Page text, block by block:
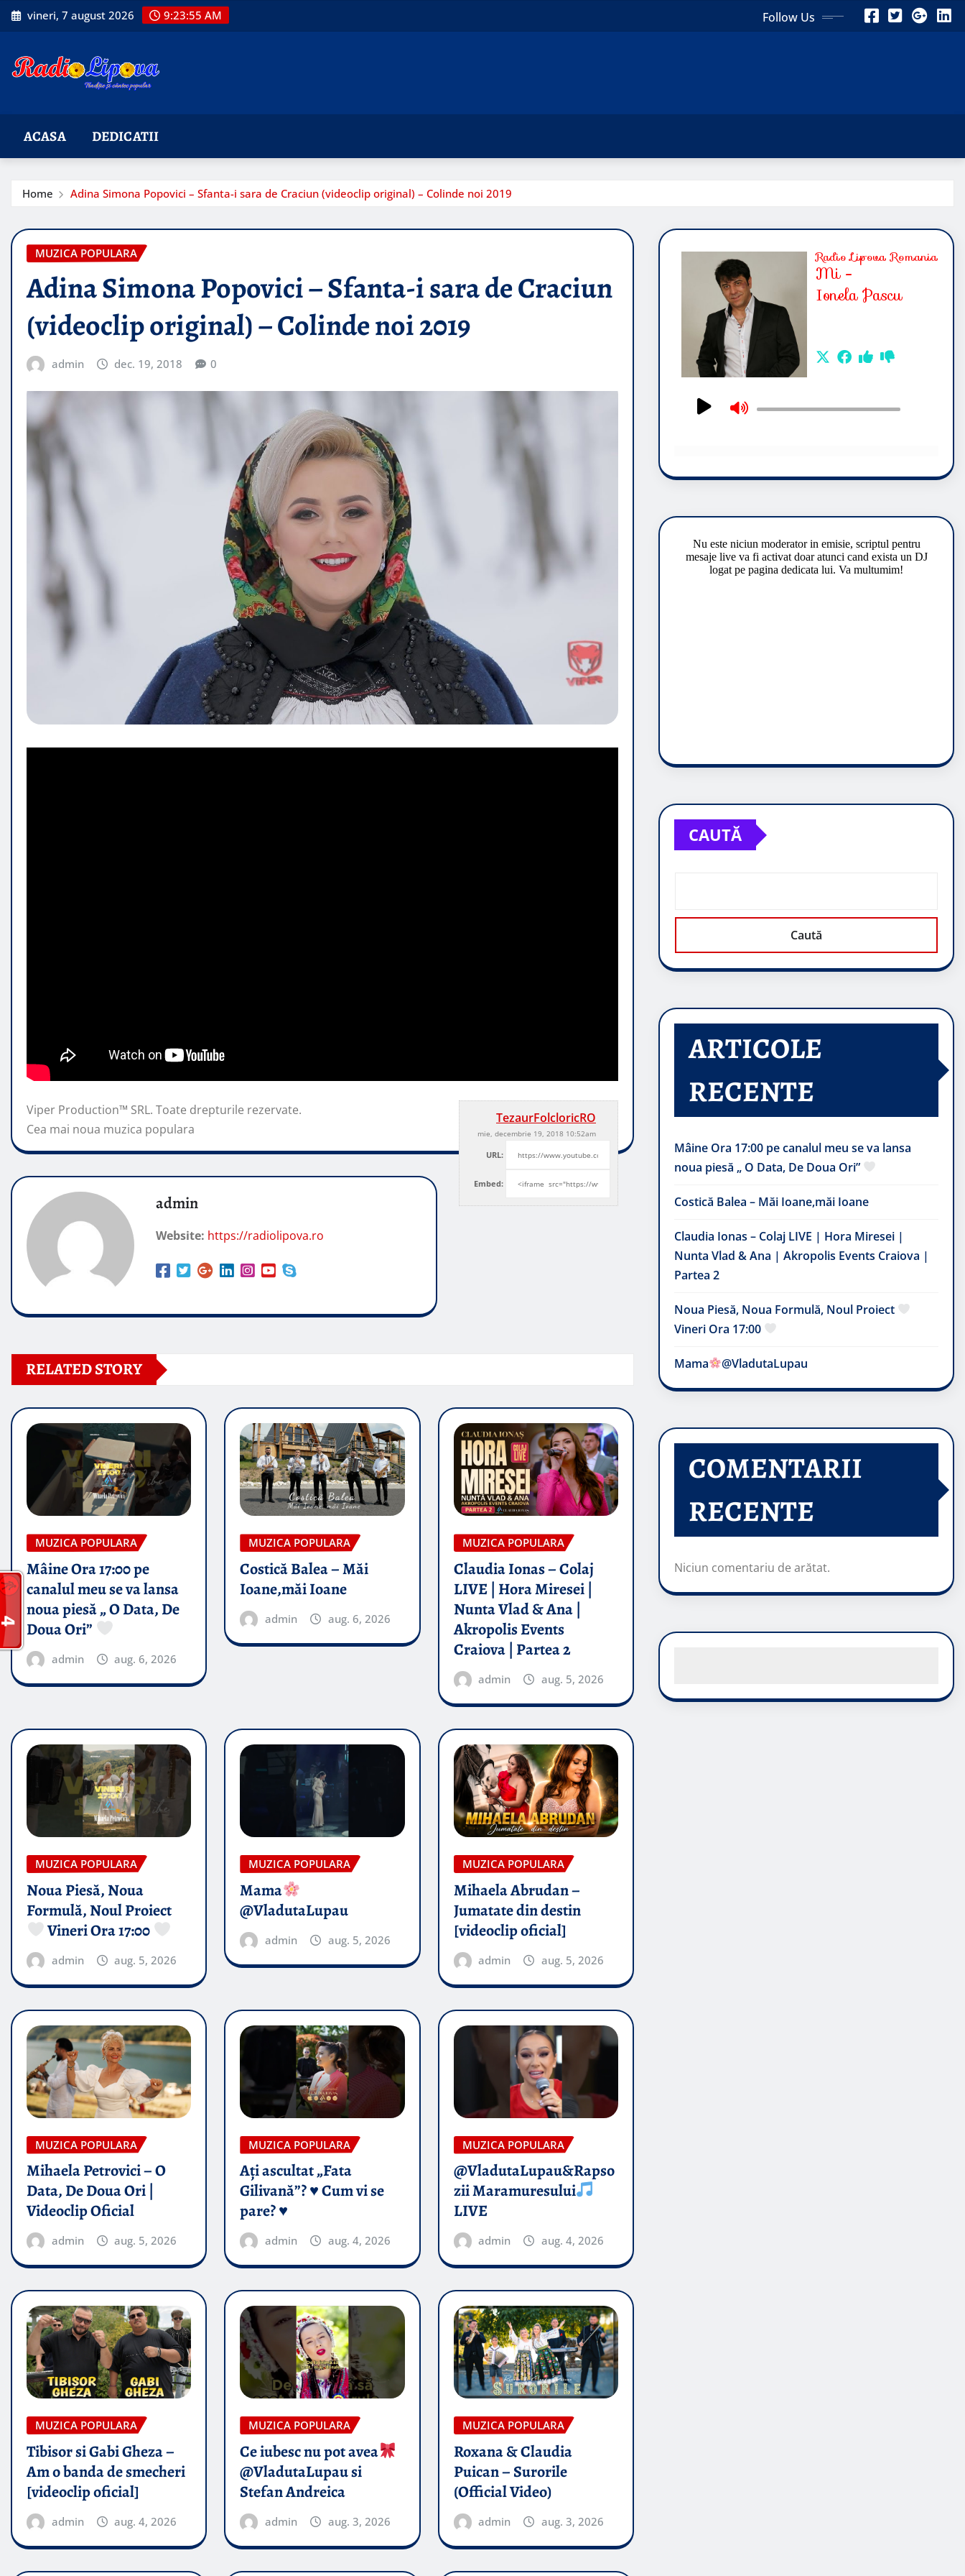
Skip
to
vineri, 7 august 2026 9:23:56 AM Follow Us
ACASA DEDICATII
Home Adina Simona Popovici – Sfanta-i sara de Craciun (videoclip original) – Colinde noi 2019
MUZICA POPULARA
Adina Simona Popovici – Sfanta-i sara de Craciun
(videoclip original) – Colinde noi 2019
admin dec. 19, 2018 0
TezaurFolcloricRO
mie, decembrie 19, 2018 10:52am
URL:
Embed:
Viper Production™ SRL. Toate drepturile rezervate.
Cea mai noua muzica populara
admin
Website: https://radiolipova.ro
RELATED STORY
MUZICA POPULARA
Mâine Ora 17:00 pe
canalul meu se va lansa
noua piesă „ O Data, De
Doua Ori”
admin aug. 6, 2026
MUZICA POPULARA
Costică Balea – Măi
Ioane,măi Ioane
admin aug. 6, 2026
MUZICA POPULARA
Claudia Ionas – Colaj
LIVE | Hora Miresei |
Nunta Vlad & Ana |
Akropolis Events
Craiova | Partea 2
admin aug. 5, 2026
MUZICA POPULARA
Noua Piesă, Noua
Formulă, Noul Proiect
Vineri Ora 17:00
admin aug. 5, 2026
MUZICA POPULARA
Mama
@VladutaLupau
admin aug. 5, 2026
MUZICA POPULARA
Mihaela Abrudan –
Jumatate din destin
[videoclip oficial]
admin aug. 5, 2026
MUZICA POPULARA
Mihaela Petrovici – O
Data, De Doua Ori |
Videoclip Oficial
admin aug. 5, 2026
MUZICA POPULARA
Ați ascultat „Fata
Gilivană”? ♥️ Cum vi se
pare? ♥️
admin aug. 4, 2026
MUZICA POPULARA
@VladutaLupau&Rapso
zii Maramuresului
LIVE
admin aug. 4, 2026
MUZICA POPULARA
Tibisor si Gabi Gheza –
Am o banda de smecheri
[videoclip oficial]
admin aug. 4, 2026
MUZICA POPULARA
Ce iubesc nu pot avea
@VladutaLupau si
Stefan Andreica
admin aug. 3, 2026
MUZICA POPULARA
Roxana & Claudia
Puican – Surorile
(Official Video)
admin aug. 3, 2026
CAUTĂ
Caută
ARTICOLE
RECENTE
Mâine Ora 17:00 pe canalul meu se va lansa
noua piesă „ O Data, De Doua Ori”
Costică Balea – Măi Ioane,măi Ioane
Claudia Ionas – Colaj LIVE | Hora Miresei |
Nunta Vlad & Ana | Akropolis Events Craiova |
Partea 2
Noua Piesă, Noua Formulă, Noul Proiect
Vineri Ora 17:00
Mama @VladutaLupau
COMENTARII
RECENTE
Niciun comentariu de arătat.